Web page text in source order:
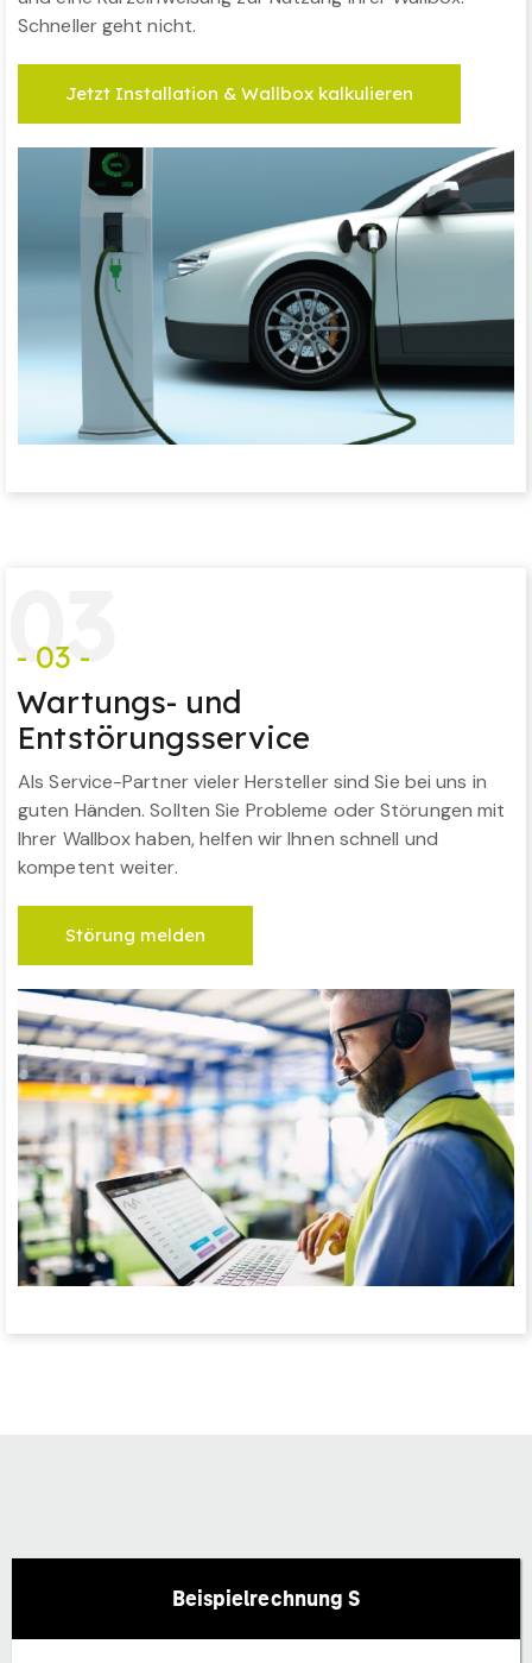
Schneller geht nicht.
Jetzt Installation & Wallbox kalkulieren
03
- 03 -
Wartungs- und
Entstörungsservice
Als Service-Partner vieler Hersteller sind Sie bei uns in
guten Händen. Sollten Sie Probleme oder Störungen mit
Ihrer Wallbox haben, helfen wir Ihnen schnell und
kompetent weiter.
Störung melden
Beispielrechnung S